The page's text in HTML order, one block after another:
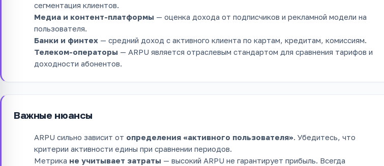
сегментация клиентов.
Медиа и контент-платформы — оценка дохода от подписчиков и рекламной модели на
пользователя.
Банки и финтех — средний доход с активного клиента по картам, кредитам, комиссиям.
Телеком-операторы — ARPU является отраслевым стандартом для сравнения тарифов и
доходности абонентов.
Важные нюансы
ARPU сильно зависит от определения «активного пользователя». Убедитесь, что
критерии активности едины при сравнении периодов.
Метрика не учитывает затраты — высокий ARPU не гарантирует прибыль. Всегда